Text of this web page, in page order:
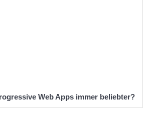
Web Apps immer beliebter?